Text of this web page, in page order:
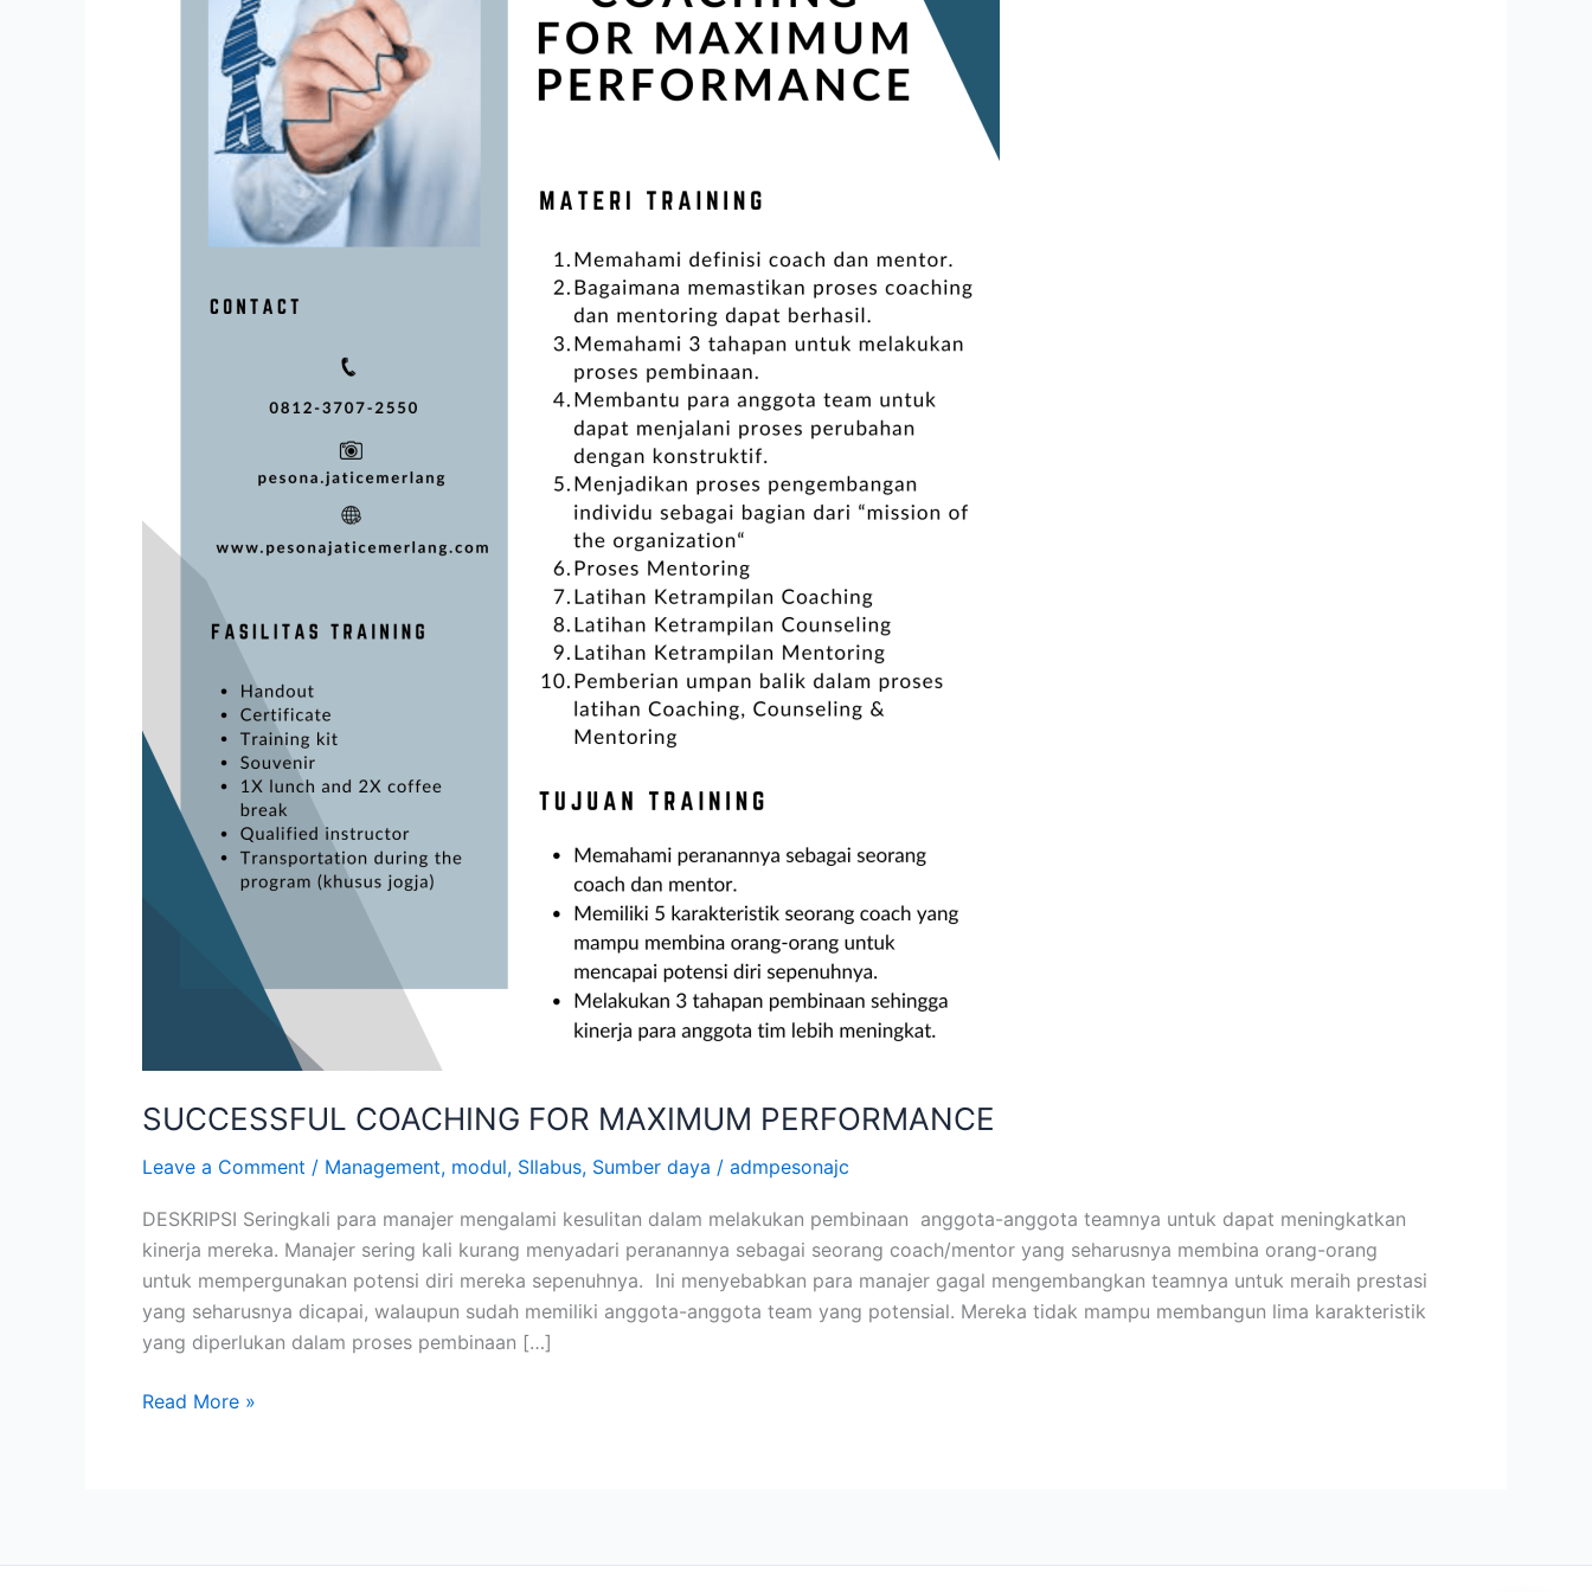
SUCCESSFUL COACHING FOR MAXIMUM PERFORMANCE
Leave a Comment / Management, modul, SIlabus, Sumber daya / admpesonajc
DESKRIPSI Seringkali para manajer mengalami kesulitan dalam melakukan pembinaan anggota-anggota teamnya untuk dapat meningkatkan
kinerja mereka. Manajer sering kali kurang menyadari peranannya sebagai seorang coach/mentor yang seharusnya membina orang-orang
untuk mempergunakan potensi diri mereka sepenuhnya. Ini menyebabkan para manajer gagal mengembangkan teamnya untuk meraih prestasi
yang seharusnya dicapai, walaupun sudah memiliki anggota-anggota team yang potensial. Mereka tidak mampu membangun lima karakteristik
yang diperlukan dalam proses pembinaan […]
Read More »